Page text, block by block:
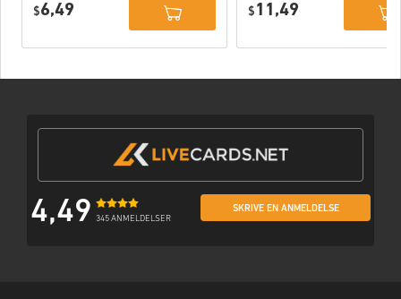
$6,49 $ 11,49
4,49 345 ANMELDELSER
SKRIVE EN ANMELDELSE